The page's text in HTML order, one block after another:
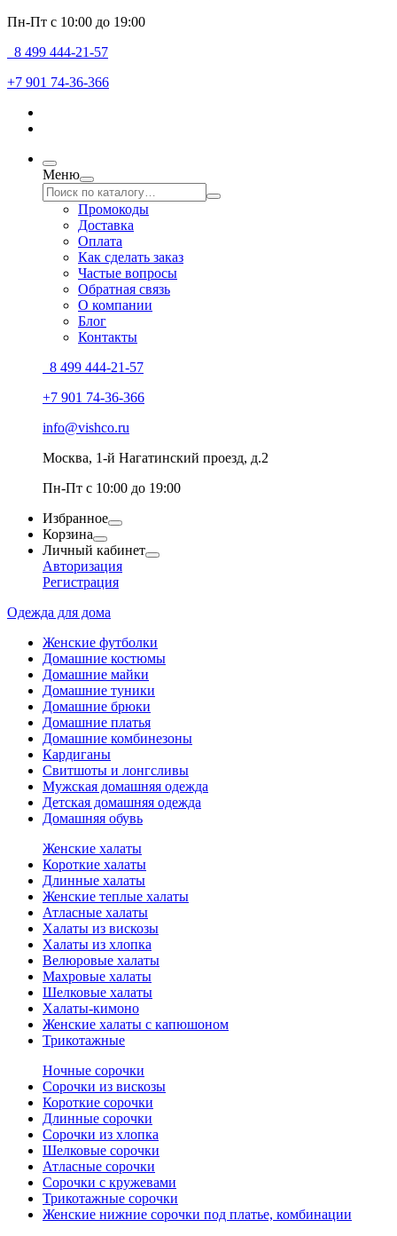
Пн-Пт с 10:00 до 19:00
8 499 444-21-57
+7 901 74-36-366
Меню
Промокоды
Доставка
Оплата
Как сделать заказ
Частые вопросы
Обратная связь
О компании
Блог
Контакты
8 499 444-21-57
+7 901 74-36-366
info@vishco.ru
Москва, 1-й Нагатинский проезд, д.2
Пн-Пт с 10:00 до 19:00
Избранное
Корзина
Личный кабинет
Авторизация
Регистрация
Одежда для дома
Женские футболки
Домашние костюмы
Домашние майки
Домашние туники
Домашние брюки
Домашние платья
Домашние комбинезоны
Кардиганы
Свитшоты и лонгсливы
Мужская домашняя одежда
Детская домашняя одежда
Домашняя обувь
Женские халаты
Короткие халаты
Длинные халаты
Женские теплые халаты
Атласные халаты
Халаты из вискозы
Халаты из хлопка
Велюровые халаты
Махровые халаты
Шелковые халаты
Халаты-кимоно
Женские халаты с капюшоном
Трикотажные
Ночные сорочки
Сорочки из вискозы
Короткие сорочки
Длинные сорочки
Сорочки из хлопка
Шелковые сорочки
Атласные сорочки
Сорочки с кружевами
Трикотажные сорочки
Женские нижние сорочки под платье, комбинации